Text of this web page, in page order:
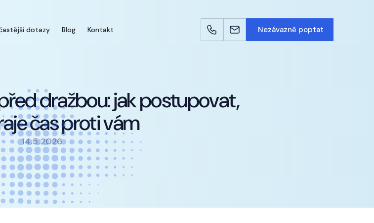
dotazy Blog Kontakt Nezávazně poptat
dražbou: jak postupovat,
čas proti vám
14.5.2026